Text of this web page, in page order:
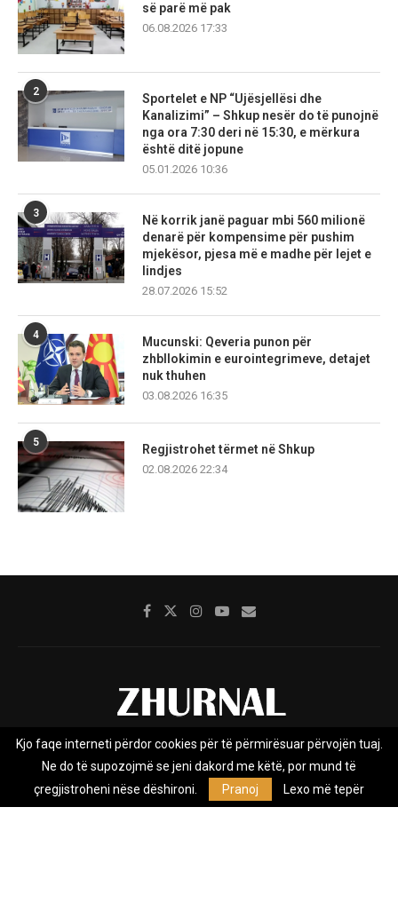
së parë më pak
06.08.2026 17:33
2
Sportelet e NP “Ujësjellësi dhe
Kanalizimi” – Shkup nesër do të punojnë
nga ora 7:30 deri në 15:30, e mërkura
është ditë jopune
05.01.2026 10:36
3
Në korrik janë paguar mbi 560 milionë
denarë për kompensime për pushim
mjekësor, pjesa më e madhe për lejet e
lindjes
28.07.2026 15:52
4
Mucunski: Qeveria punon për
zhbllokimin e eurointegrimeve, detajet
nuk thuhen
03.08.2026 16:35
5
Regjistrohet tërmet në Shkup
02.08.2026 22:34
Rreth nesh Impresumi Marketing
Privacy Policy
Zhurnal.mk është Agjenci e Lajmeve e pavarur, e themeluar në vitin
Kjo faqe interneti përdor cookies për të përmirësuar përvojën tuaj.
Ne do të supozojmë se jeni dakord me këtë, por mund të
çregjistroheni nëse dëshironi.
Pranoj Lexo më tepër